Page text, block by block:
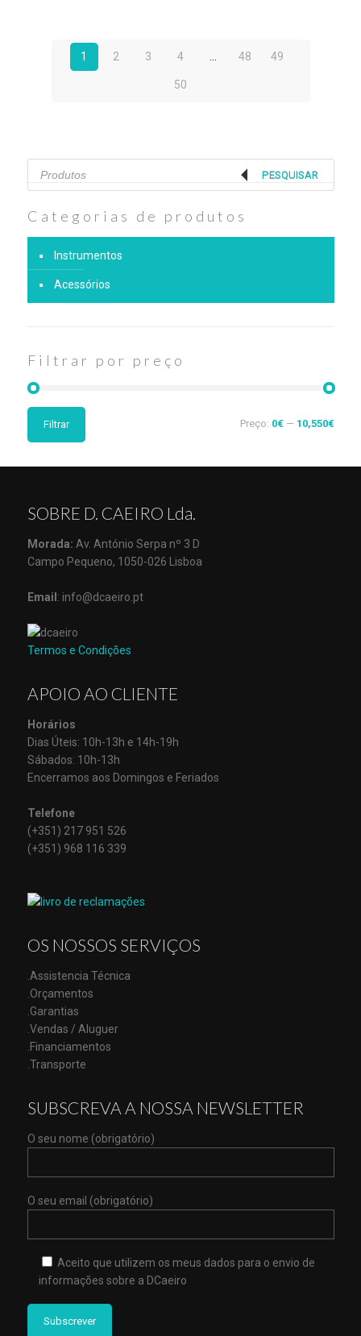
1 2 3 4 48 49
50
Products
search
PESQUISAR
Categorias de produtos
Instrumentos
Acessórios
Filtrar por preço
Filtrar Preço: 0€— 10,550€
SOBRE D. CAEIRO Lda.
Morada: Av. António Serpa nº 3 D
Campo Pequeno, 1050-026 Lisboa
Email : info@dcaeiro.pt
Termos e Condições
APOIO AO CLIENTE
Horários
Dias Úteis: 10h-13h e 14h-19h
Sábados: 10h-13h
Encerramos aos Domingos e Feriados
Telefone
(+351) 217 951 526
(+351) 968 116 339
OS NOSSOS SERVIÇOS
.Assistencia Técnica
.Orçamentos
.Garantias
.Vendas / Aluguer
.Financiamentos
.Transporte
SUBSCREVA A NOSSA NEWSLETTER
O seu nome (obrigatório)
O seu email (obrigatório)
Aceito que utilizem os meus dados para o envio de
informações sobre a DCaeiro